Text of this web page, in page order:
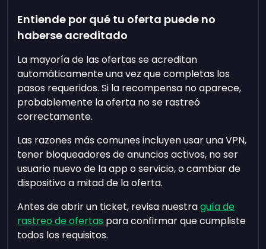
Entiende por qué tu oferta puede no
haberse acreditado
La mayoría de las ofertas se acreditan
automáticamente una vez que completas los
pasos requeridos. Si la recompensa no aparece,
probablemente la oferta no se rastreó
correctamente.
Las razones más comunes incluyen usar una VPN,
tener bloqueadores de anuncios activos, no ser
usuario nuevo de la app o servicio, o cambiar de
dispositivo a mitad de la oferta.
Antes de abrir un ticket, revisa nuestraguía de
rastreo de ofertas para confirmar que cumpliste
todos los requisitos.